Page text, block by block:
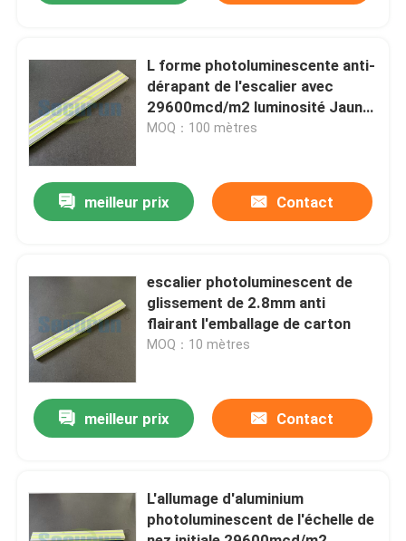
Vidéos
A propos de nous
Contrôle de la qualité
Contact
Demande de soumission
Signe photoluminescent de sortie de sécurité
L forme photoluminescente anti-
dérapant de l'escalier avec
29600mcd/m2 luminosité Jaune
Vert
MOQ：100 mètres
meilleur prix Contact
escalier photoluminescent de
glissement de 2.8mm anti
flairant l'emballage de carton
MOQ：10 mètres
meilleur prix Contact
L'allumage d'aluminium
photoluminescent de l'échelle de